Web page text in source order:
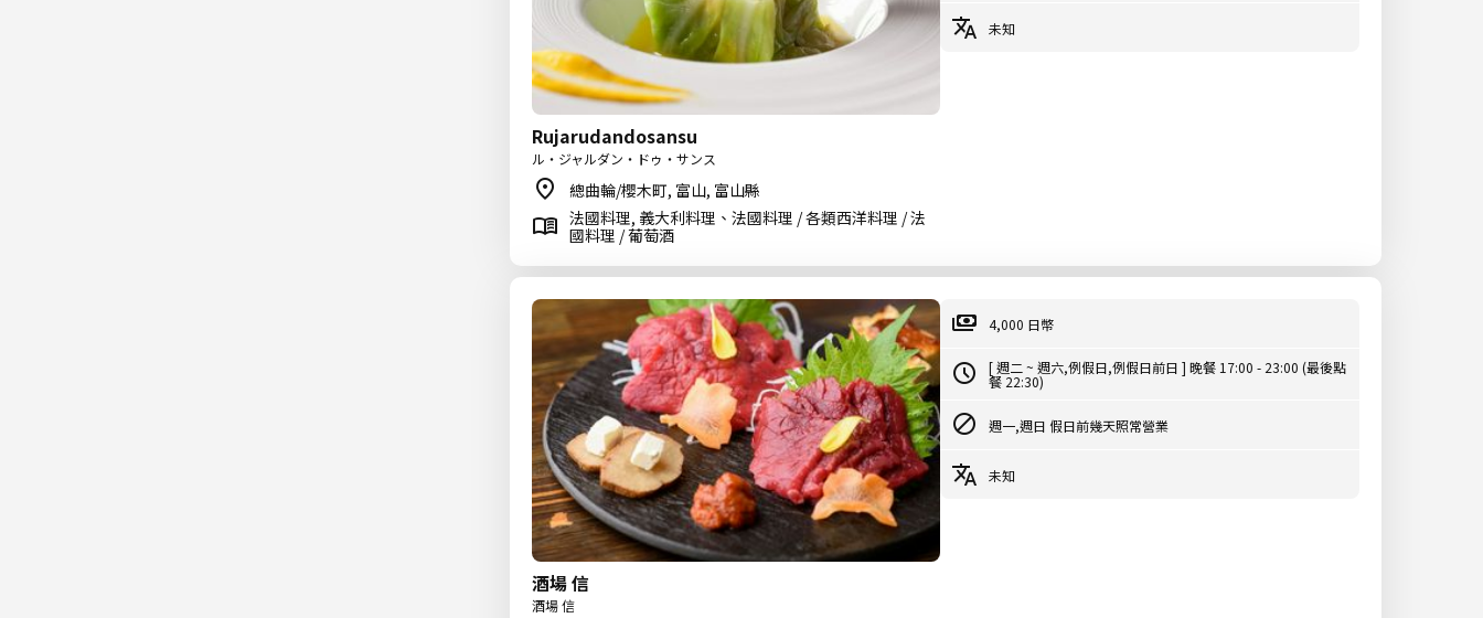
Rujarudandosansu
ル・ジャルダン・ドゥ・サンス
總曲輪/櫻木町, 富山, 富山縣
法國料理, 義大利料理、法國料理 / 各類西洋料理 / 法
國料理 / 葡萄酒
未知
酒場 信
酒場 信
4,000 日幣
[ 週二 ~ 週六,例假日,例假日前日 ] 晚餐 17:00 - 23:00 (最後點
餐 22:30)
週一,週日 假日前幾天照常營業
未知